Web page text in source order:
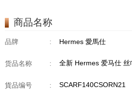
商品名称
品牌 : Hermes 愛馬仕
货品名称 : 全新 Hermes 爱马仕
貨品编号 : SCARF140CSORN21